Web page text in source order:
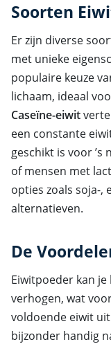
Soorten
Er zijn diverse
met unieke
populaire keuze
lichaam, ideaal
Caseïne-eiwit
een constante
geschikt is voor ’s
of mensen met
opties zoals soja-,
alternatieven.
De
Eiwitpoeder kan
verhogen, wat
voldoende eiwit
bijzonder handig